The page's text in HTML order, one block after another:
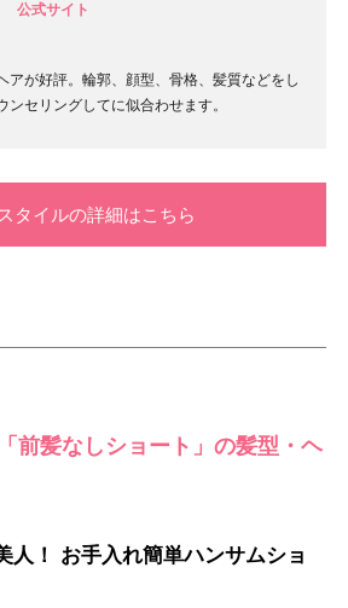
公式サイト
アが好評。輪郭、顔型、骨格、髪質などをし
ンセリングしてに似合わせます。
タイルの詳細はこちら
前髪なしショート」の髪型・ヘ
人！ お手入れ簡単ハンサムショ